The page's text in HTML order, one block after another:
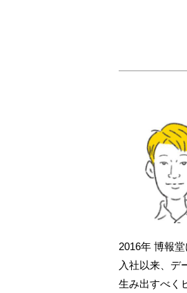
2016年 博報堂
入社以来、デ
生み出すべく